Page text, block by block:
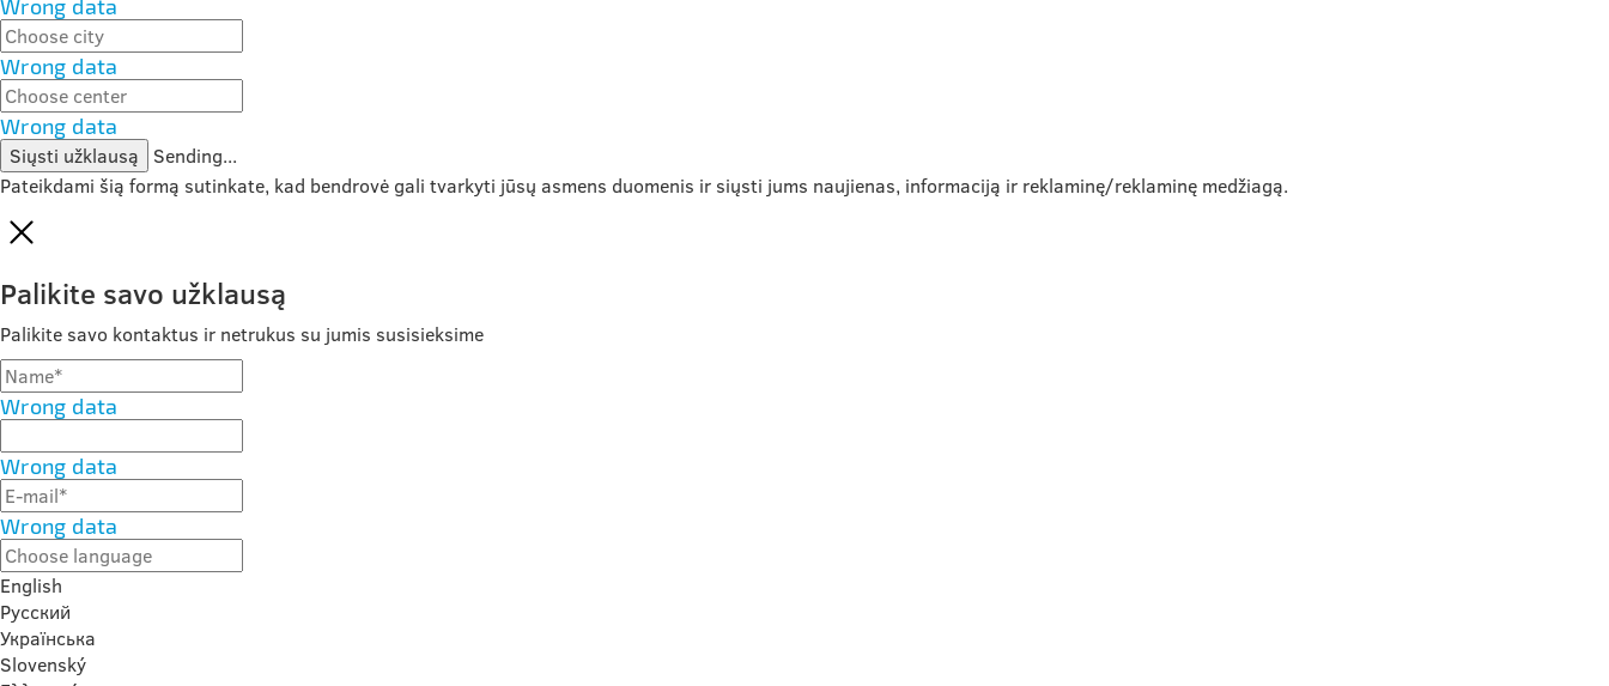
Wrong data
Wrong data
Wrong data
Siųsti užklausą
Sending...
Pateikdami šią formą sutinkate, kad bendrovė gali tvarkyti jūsų asmens duomenis ir siųsti jums naujienas, informaciją ir reklaminę/reklaminę medžiagą.
Palikite savo užklausą
Palikite savo kontaktus ir netrukus su jumis susisieksime
Wrong data
Wrong data
Wrong data
English
Русский
Українська
Slovenský